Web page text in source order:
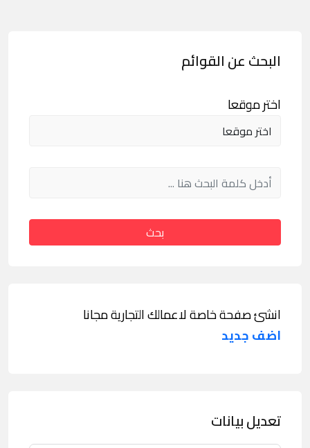
البحث عن القوائم
اختر موقعا
بحث
انشئ صفحة خاصة لاعمالك التجارية مجانا
اضف جديد
تعديل بيانات